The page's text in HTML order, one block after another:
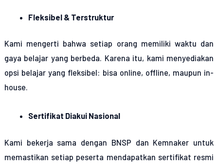
Fleksibel & Terstruktur
Kami mengerti bahwa setiap orang memiliki waktu dan
gaya belajar yang berbeda. Karena itu, kami menyediakan
opsi belajar yang fleksibel: bisa online, offline, maupun in-
house.
Sertifikat Diakui Nasional
Kami bekerja sama dengan BNSP dan Kemnaker untuk
memastikan setiap peserta mendapatkan sertifikat resmi